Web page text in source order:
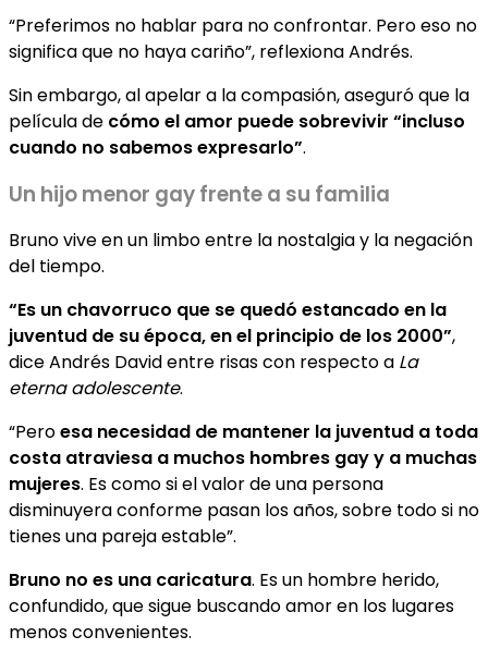
“Preferimos no hablar para no confrontar. Pero eso no
significa que no haya cariño”, reflexiona Andrés.
Sin embargo, al apelar a la compasión, aseguró que la
película de cómo el amor puede sobrevivir “incluso
cuando no sabemos expresarlo”.
Un hijo menor gay frente a su familia
Bruno vive en un limbo entre la nostalgia y la negación
del tiempo.
“Es un chavorruco que se quedó estancado en la
juventud de su época, en el principio de los 2000”,
dice Andrés David entre risas con respecto a La
eterna adolescente.
“Peroesa necesidad de mantener la juventud a toda
costa atraviesa a muchos hombres gay y a muchas
mujeres. Es como si el valor de una persona
disminuyera conforme pasan los años, sobre todo si no
tienes una pareja estable”.
Bruno no es una caricatura. Es un hombre herido,
confundido, que sigue buscando amor en los lugares
menos convenientes.